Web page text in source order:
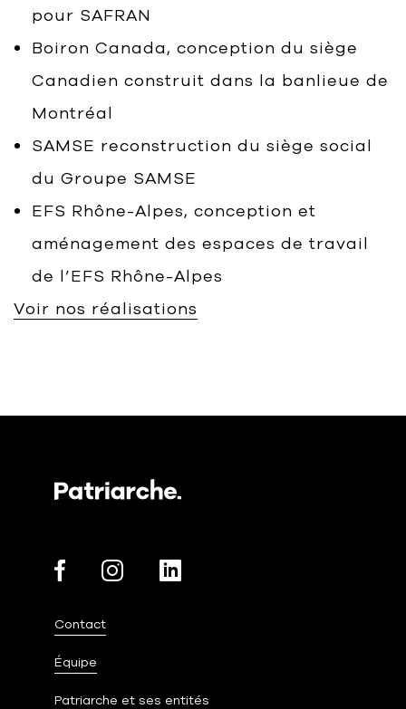
pour SAFRAN
Boiron Canada, conception du siège
Canadien construit dans la banlieue de
Montréal
SAMSE reconstruction du siège social
du Groupe SAMSE
EFS Rhône-Alpes, conception et
aménagement des espaces de travail
de l’EFS Rhône-Alpes
Voir nos réalisations
Contact
Équipe
Patriarche et ses entités